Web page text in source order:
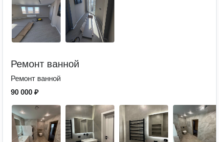
Ремонт ванной
Ремонт ванной
90 000 ₽